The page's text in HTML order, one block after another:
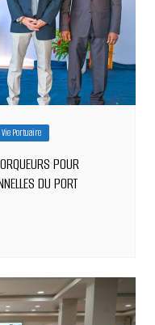
Vie Portuaire
POUR
DU PORT